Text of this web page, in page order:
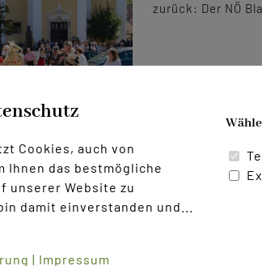
zurück: Der NÖ
Cookies, auch von
Ihnen das bestmögliche
unserer Website zu
damit einverstanden und...
| Impressum